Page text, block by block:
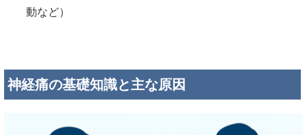
動など）
神経痛の基礎知識と主な原因